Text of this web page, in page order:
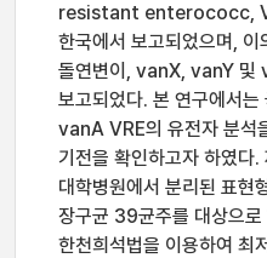
resistant enterococc,
한국에서 보고되었으며,
돌연변이, vanX, vanY 및
보고되었다. 본 연구에서
vanA VRE의 유전자 분석
기전을 확인하고자 하였다
대학병원에서 분리된 표
장구균 39균주를 대상으
한천희석법을 이용하여 최